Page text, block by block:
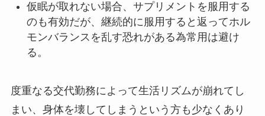
仮眠が取れない場合、サプリメントを服用する
のも有効だが、継続的に服用すると返ってホル
モンバランスを乱す恐れがある為常用は避け
る。
度重なる交代勤務によって生活リズムが崩れてし
まい、身体を壊してしまうという方も少なくあり